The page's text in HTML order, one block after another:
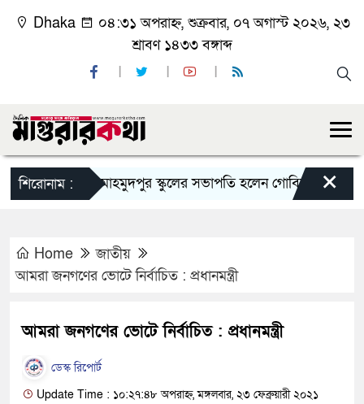
Dhaka
০৪:৩১ অপরাহ্ন, শুক্রবার, ০৭ অগাস্ট ২০২৬, ২৩
শ্রাবণ ১৪৩৩ বঙ্গাব্দ
শিরোনাম :
কাশিয়ানীর মাহমুদপুর স্কুলের সভাপতি হলেন গোবিন্দ কির্ত্তনীয়া
×
Home
জাতীয়
আমরা জনগণের ভোটে নির্বাচিত : প্রধানমন্ত্রী
আমরা জনগণের ভোটে নির্বাচিত : প্রধানমন্ত্রী
ডেস্ক রিপোর্ট
Update Time : ১০:২৭:৪৮ অপরাহ্ন, মঙ্গলবার, ২৩ ফেব্রুয়ারী ২০২১